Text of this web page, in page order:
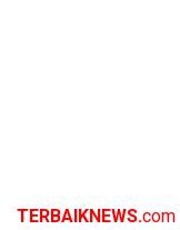
TERBAIKNEWS.com